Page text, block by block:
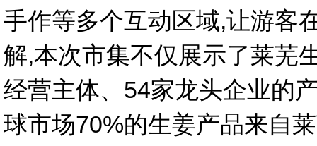
手作等多个互动区域,让游客
解,本次市集不仅展示了莱芜
经营主体、54家龙头企业的
球市场70%的生姜产品来自